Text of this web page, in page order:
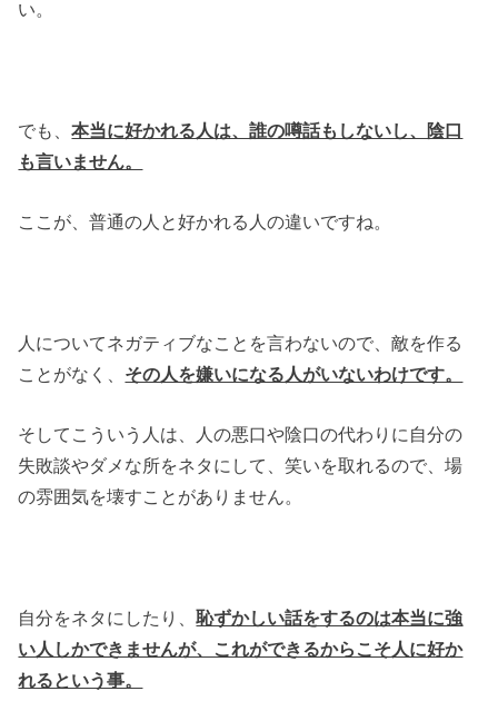
い。
でも、本当に好かれる人は、誰の噂話もしないし、陰口
も言いません。
ここが、普通の人と好かれる人の違いですね。
人についてネガティブなことを言わないので、敵を作る
ことがなく、 その人を嫌いになる人がいないわけです。
そしてこういう人は、人の悪口や陰口の代わりに自分の
失敗談やダメな所をネタにして、笑いを取れるので、場
の雰囲気を壊すことがありません。
自分をネタにしたり、恥ずかしい話をするのは本当に強
い人しかできませんが、これができるからこそ人に好か
れるという事。